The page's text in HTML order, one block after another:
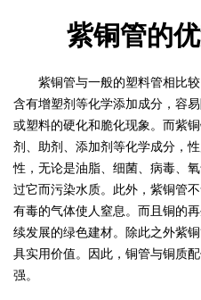
紫铜管的优
紫铜管与一般的塑料管相比较
含有增塑剂等化学添加成分，容
或塑料的硬化和脆化现象。而紫
剂、助剂、添加剂等化学成分，
性，无论是油脂、细菌、病毒、
过它而污染水质。此外，紫铜管
有毒的气体使人窒息。而且铜的
续发展的绿色建材。除此之外紫
具实用价值。因此，铜管与铜质
强。